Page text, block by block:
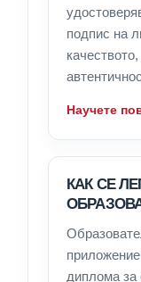
подпис на
Научете
КАК СЕ
диплома за